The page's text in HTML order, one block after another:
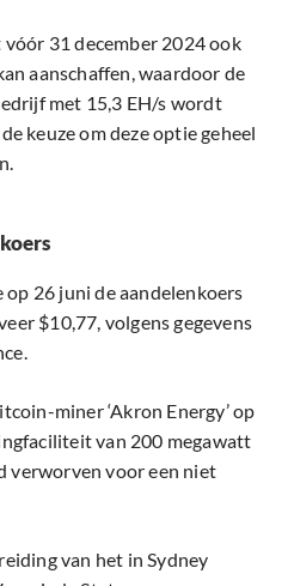
31 december 2024 ook
aanschaffen, waardoor de
met 15,3 EH/s wordt
keuze om deze optie geheel
26 juni de aandelenkoers
$10,77, volgens gegevens
miner ‘Akron Energy’ op
van 200 megawatt
verworven voor een niet
van het in Sydney